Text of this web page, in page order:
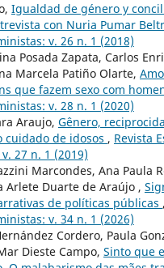
Igualdad de género y
con Nuria Pumar
v. 26 n. 1 (2018)
Posada Zapata, Carlos
Marcela Patiño Olarte,
que fazem sexo com
v. 28 n. 1 (2020)
Araujo, Gênero,
cuidado de idosos , Revista
27 n. 1 (2019)
Marcondes, Ana Paula
Arlete Duarte de Araújo ,
de políticas públicas ,
v. 34 n. 1 (2026)
Cordero, Paula
Dieste Campo, Sinto que